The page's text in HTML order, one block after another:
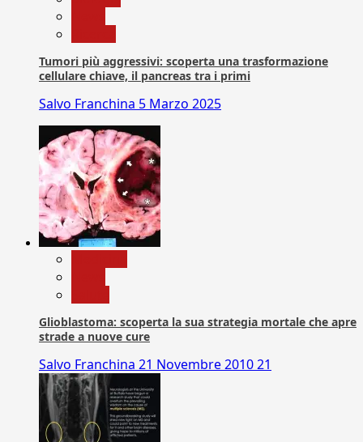
Tumori più aggressivi: scoperta una trasformazione
cellulare chiave, il pancreas tra i primi
Salvo Franchina 5 Marzo 2025
Glioblastoma: scoperta la sua strategia mortale che apre
strade a nuove cure
Salvo Franchina 21 Novembre 201021